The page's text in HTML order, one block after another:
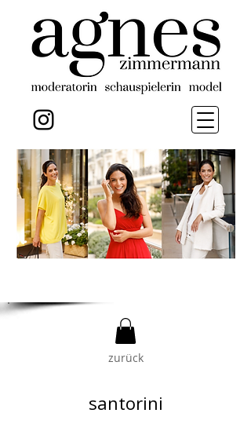
zurück
santorini